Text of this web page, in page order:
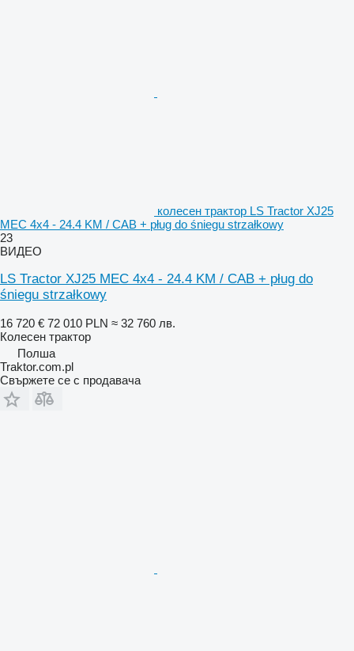
колесен трактор LS Tractor XJ25
MEC 4x4 - 24.4 KM / CAB + pług do śniegu strzałkowy
23
ВИДЕО
LS Tractor XJ25 MEC 4x4 - 24.4 KM / CAB + pług do
śniegu strzałkowy
16 720 € 72 010 PLN ≈ 32 760 лв.
Колесен трактор
Полша
Traktor.com.pl
Свържете се с продавача